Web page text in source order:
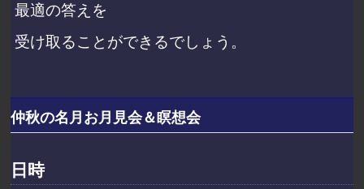
最適の答えを
受け取ることができるでしょう。
仲秋の名月お月見会＆瞑想会
日時